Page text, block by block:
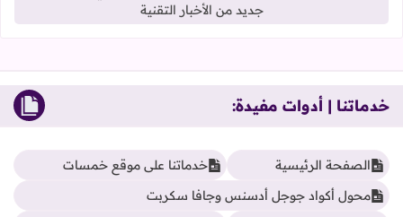
جديد من الأخبار التقنية
خدماتنا | أدوات مفيدة:
الصفحة الرئيسية
خدماتنا على موقع خمسات
محول أكواد جوجل أدسنس وجافا سكربت